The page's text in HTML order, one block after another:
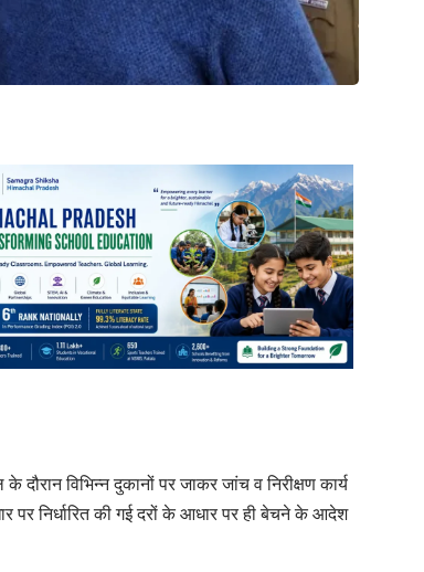
विभिन्न दुकानों पर जाकर जांच व निरीक्षण कार्य
पर निर्धारित की गई दरों के आधार पर ही बेचने के आदेश